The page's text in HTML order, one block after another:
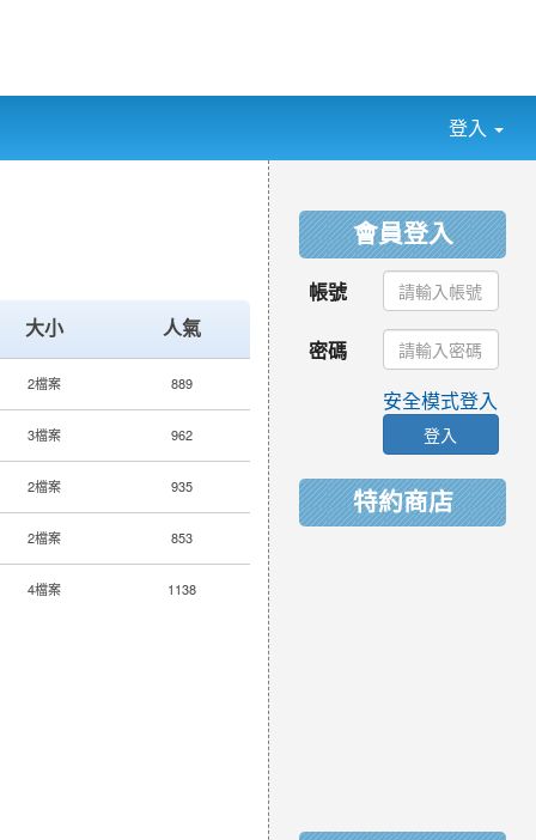
登入
大小 人氣
2檔案 889
3檔案 962
2檔案 935
2檔案 853
4檔案 1138
會員登入
帳號
密碼
安全模式登入
登入
特約商店